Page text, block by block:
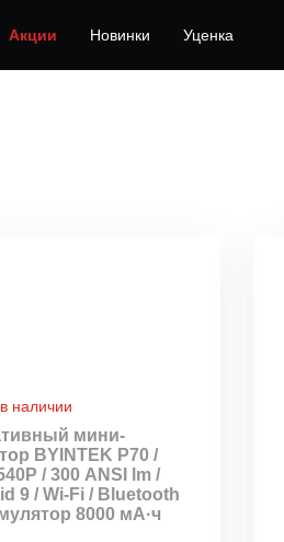
Акции Новинки Уценка
наличии
мини-
BYINTEK P70 /
/ 300 ANSI lm /
9 / Wi-Fi / Bluetooth
8000 мА·ч